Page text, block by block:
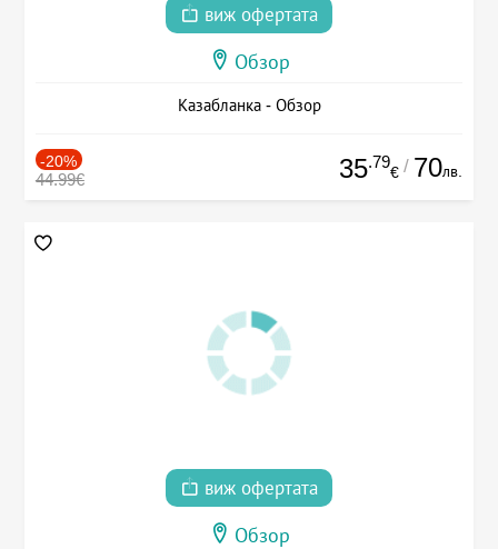
виж офертата
Обзор
Казабланка - Обзор
-20%
44.99€ 35.79
€ / 70лв.
виж офертата
Обзор